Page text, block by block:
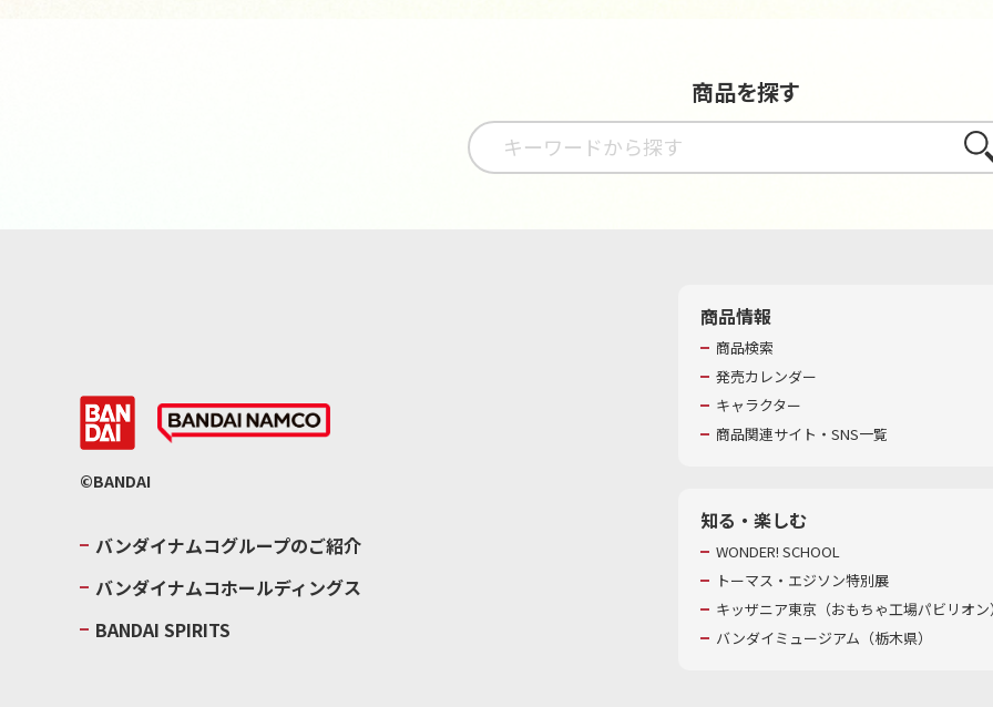
商品を探す
さが
©BANDAI
バンダイナムコグループのご紹介
バンダイナムコホールディングス
BANDAI SPIRITS
商品情報
商品検索
発売カレンダー
キャラクター
商品関連サイト・SNS一覧
知る・楽しむ
WONDER! SCHOOL
トーマス・エジソン特別展
キッザニア東京（おもちゃ工場パビリオ
バンダイミュージアム（栃木県）